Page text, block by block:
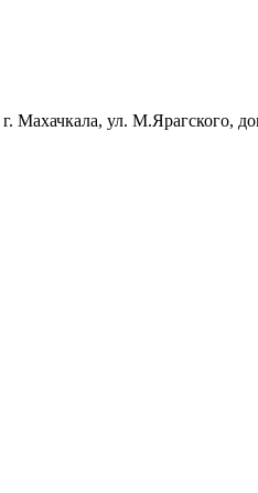
Махачкала, ул. М.Ярагского,